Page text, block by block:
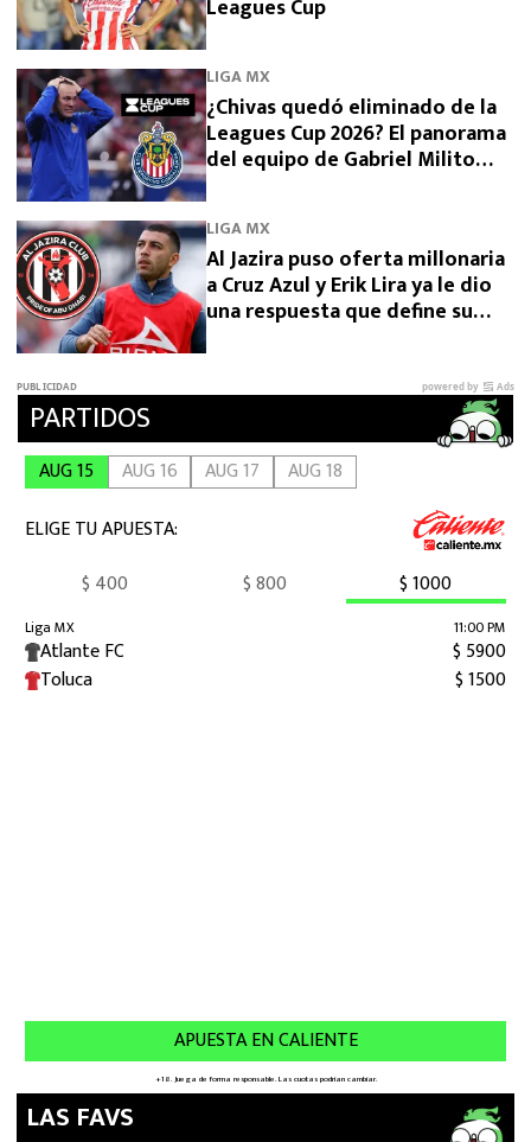
Leagues Cup
LIGA MX
¿Chivas quedó eliminado de la
Leagues Cup 2026? El panorama
del equipo de Gabriel Milito
LIGA MX
Al Jazira puso oferta millonaria
a Cruz Azul y Erik Lira ya le dio
una respuesta que define su
LAS FAVS